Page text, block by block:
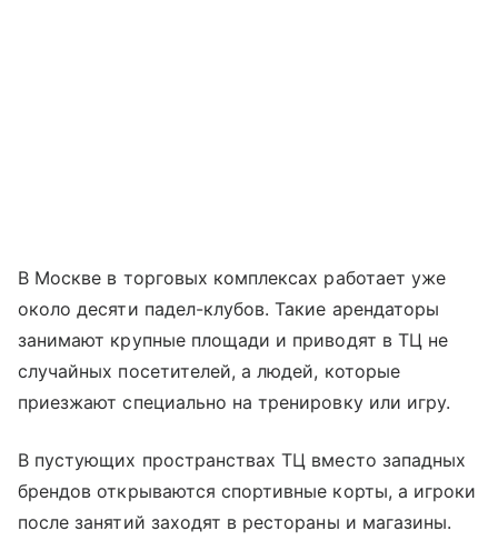
В Москве в торговых комплексах работает уже
около десяти падел-клубов. Такие арендаторы
занимают крупные площади и приводят в ТЦ не
случайных посетителей, а людей, которые
приезжают специально на тренировку или игру.
В пустующих пространствах ТЦ вместо западных
брендов открываются спортивные корты, а игроки
после занятий заходят в рестораны и магазины.